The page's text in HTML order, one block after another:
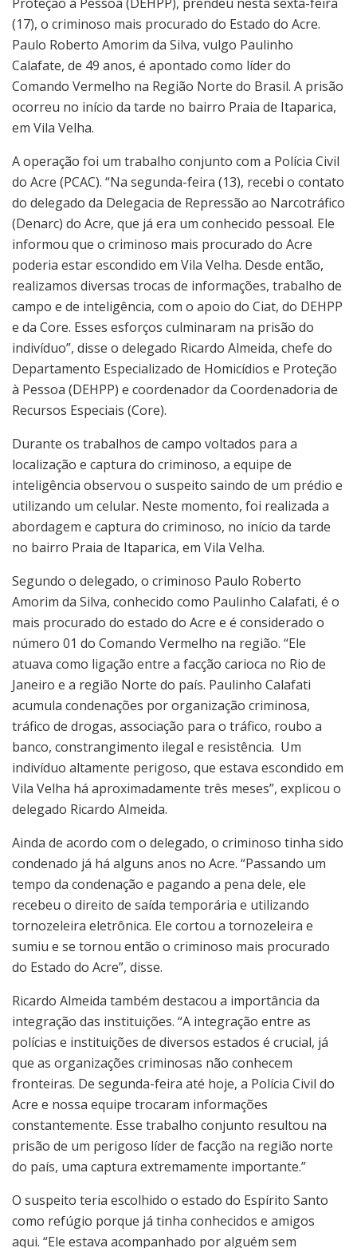
(17), o criminoso mais procurado do Estado do Acre.
Paulo Roberto Amorim da Silva, vulgo Paulinho
Calafate, de 49 anos, é apontado como líder do
Comando Vermelho na Região Norte do Brasil. A prisão
ocorreu no início da tarde no bairro Praia de Itaparica,
em Vila Velha.
A operação foi um trabalho conjunto com a Polícia Civil
do Acre (PCAC). “Na segunda-feira (13), recebi o contato
do delegado da Delegacia de Repressão ao Narcotráfico
(Denarc) do Acre, que já era um conhecido pessoal. Ele
informou que o criminoso mais procurado do Acre
poderia estar escondido em Vila Velha. Desde então,
realizamos diversas trocas de informações, trabalho de
campo e de inteligência, com o apoio do Ciat, do DEHPP
e da Core. Esses esforços culminaram na prisão do
indivíduo”, disse o delegado Ricardo Almeida, chefe do
Departamento Especializado de Homicídios e Proteção
à Pessoa (DEHPP) e coordenador da Coordenadoria de
Recursos Especiais (Core).
Durante os trabalhos de campo voltados para a
localização e captura do criminoso, a equipe de
inteligência observou o suspeito saindo de um prédio e
utilizando um celular. Neste momento, foi realizada a
abordagem e captura do criminoso, no início da tarde
no bairro Praia de Itaparica, em Vila Velha.
Segundo o delegado, o criminoso Paulo Roberto
Amorim da Silva, conhecido como Paulinho Calafati, é o
mais procurado do estado do Acre e é considerado o
número 01 do Comando Vermelho na região. “Ele
atuava como ligação entre a facção carioca no Rio de
Janeiro e a região Norte do país. Paulinho Calafati
acumula condenações por organização criminosa,
tráfico de drogas, associação para o tráfico, roubo a
banco, constrangimento ilegal e resistência. Um
indivíduo altamente perigoso, que estava escondido em
Vila Velha há aproximadamente três meses”, explicou o
delegado Ricardo Almeida.
Ainda de acordo com o delegado, o criminoso tinha sido
condenado já há alguns anos no Acre. “Passando um
tempo da condenação e pagando a pena dele, ele
recebeu o direito de saída temporária e utilizando
tornozeleira eletrônica. Ele cortou a tornozeleira e
sumiu e se tornou então o criminoso mais procurado
do Estado do Acre”, disse.
Ricardo Almeida também destacou a importância da
integração das instituições. “A integração entre as
polícias e instituições de diversos estados é crucial, já
que as organizações criminosas não conhecem
fronteiras. De segunda-feira até hoje, a Polícia Civil do
Acre e nossa equipe trocaram informações
constantemente. Esse trabalho conjunto resultou na
prisão de um perigoso líder de facção na região norte
do país, uma captura extremamente importante.”
O suspeito teria escolhido o estado do Espírito Santo
como refúgio porque já tinha conhecidos e amigos
aqui. “Ele estava acompanhado por alguém sem